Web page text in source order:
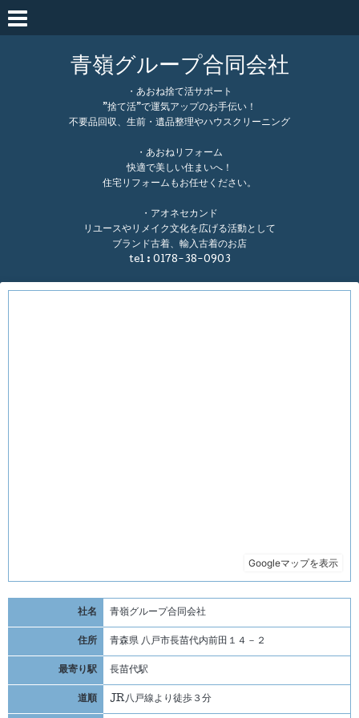
青嶺グループ合同会社
・あおね捨て活サポート
”捨て活”で運気アップのお手伝い！
不要品回収、生前・遺品整理やハウスクリーニング
・あおねリフォーム
快適で美しい住まいへ！
住宅リフォームもお任せください。
・アオネセカンド
リユースやリメイク文化を広げる活動として
ブランド古着、輸入古着のお店
tel : 0178-38-0903
社名 青嶺グループ合同会社
住所 青森県 八戸市長苗代内前田１４－２
最寄り駅 長苗代駅
道順 JR八戸線より徒歩３分